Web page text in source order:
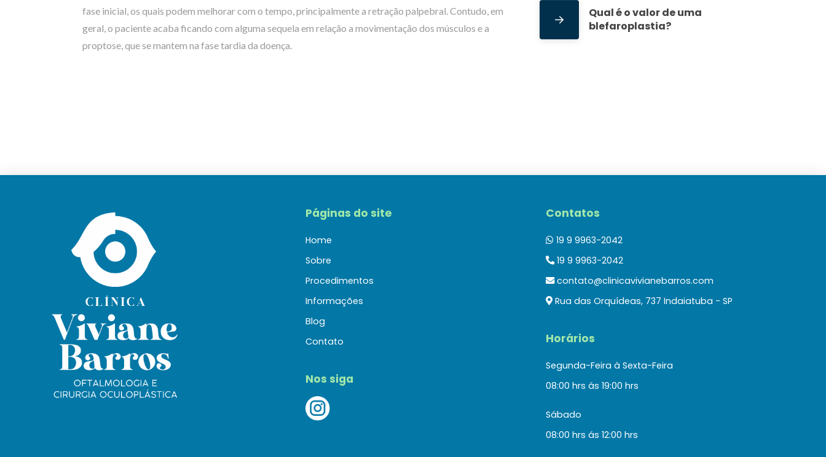
fase inicial, os quais podem melhorar com o tempo, principalmente a retração palpebral. Contudo, em
geral, o paciente acaba ficando com alguma sequela em relação a movimentação dos músculos e a
proptose, que se mantem na fase tardia da doença.
Qual é o valor de uma
blefaroplastia?
Páginas do site
Home
Sobre
Procedimentos
Informações
Blog
Contato
Nos siga
Contatos
19 9 9963-2042
19 9 9963-2042
contato@clinicavivianebarros.com
Rua das Orquídeas, 737 Indaiatuba - SP
Horários
Segunda-Feira à Sexta-Feira
08:00 hrs ás 19:00 hrs
Sábado
08:00 hrs ás 12:00 hrs